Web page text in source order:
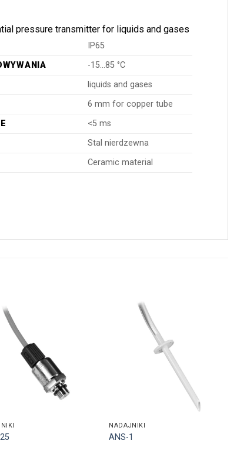
pressure transmitter for liquids and gases
IP65
-15…85 °C
liquids and gases
6 mm for copper tube
<5 ms
Stal nierdzewna
Ceramic material
NADAJNIKI
ANS-1